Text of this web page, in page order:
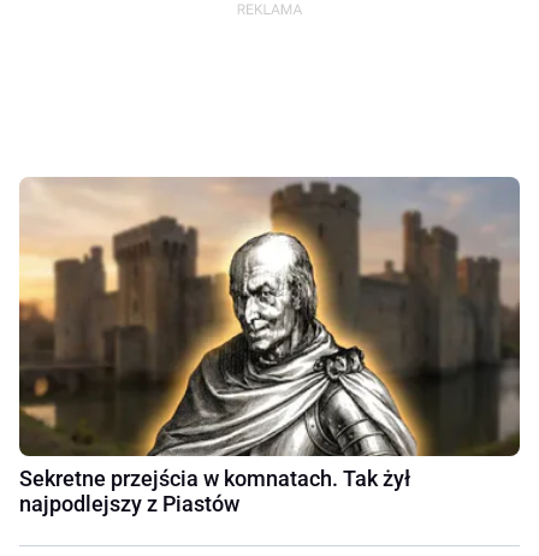
Sekretne przejścia w komnatach. Tak żył
najpodlejszy z Piastów